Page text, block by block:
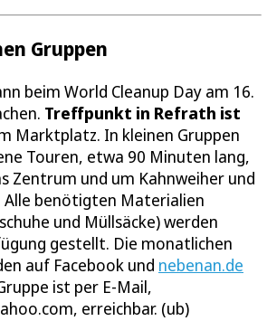
Gruppen
beim World Cleanup Day am 16.
Treffpunkt in Refrath ist
Marktplatz. In kleinen Gruppen
Touren, etwa 90 Minuten lang,
Zentrum und um Kahnweiher und
Alle benötigten Materialien
und Müllsäcke) werden
gestellt. Die monatlichen
auf Facebook und nebenan.de
ist per E-Mail,
erreichbar. (ub)